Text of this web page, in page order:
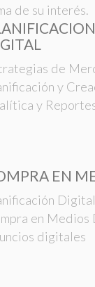
de su interés.
de
y
y
EN
Digital
en Medios
digitales